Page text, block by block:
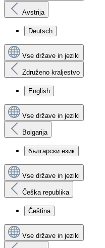
Avstrija
Deutsch
Vse države in jeziki
Združeno kraljestvo
English
Vse države in jeziki
Bolgarija
български език
Vse države in jeziki
Češka republika
Čeština
Vse države in jeziki